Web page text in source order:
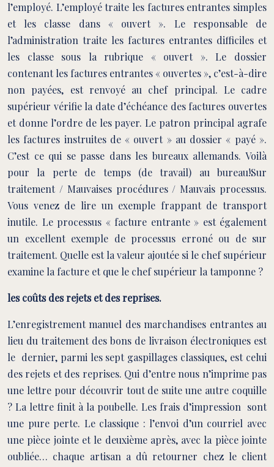
l’employé. L’employé traite les factures entrantes simples
et les classe dans « ouvert ». Le responsable de
l’administration traite les factures entrantes difficiles et
les classe sous la rubrique « ouvert ». Le dossier
contenant les factures entrantes « ouvertes », c’est-à-dire
non payées, est renvoyé au chef principal. Le cadre
supérieur vérifie la date d’échéance des factures ouvertes
et donne l’ordre de les payer. Le patron principal agrafe
les factures instruites de « ouvert » au dossier « payé ».
C’est ce qui se passe dans les bureaux allemands. Voilà
pour la perte de temps (de travail) au bureau!Sur
traitement / Mauvaises procédures / Mauvais processus.
Vous venez de lire un exemple frappant de transport
inutile. Le processus « facture entrante » est également
un excellent exemple de processus erroné ou de sur
traitement. Quelle est la valeur ajoutée si le chef supérieur
examine la facture et que le chef supérieur la tamponne ?
les coûts des rejets et des reprises.
L’enregistrement manuel des marchandises entrantes au
lieu du traitement des bons de livraison électroniques est
le dernier, parmi les sept gaspillages classiques, est celui
des rejets et des reprises. Qui d’entre nous n’imprime pas
une lettre pour découvrir tout de suite une autre coquille
? La lettre finit à la poubelle. Les frais d’impression sont
une pure perte. Le classique : l’envoi d’un courriel avec
une pièce jointe et le deuxième après, avec la pièce jointe
oubliée… chaque artisan a dû retourner chez le client